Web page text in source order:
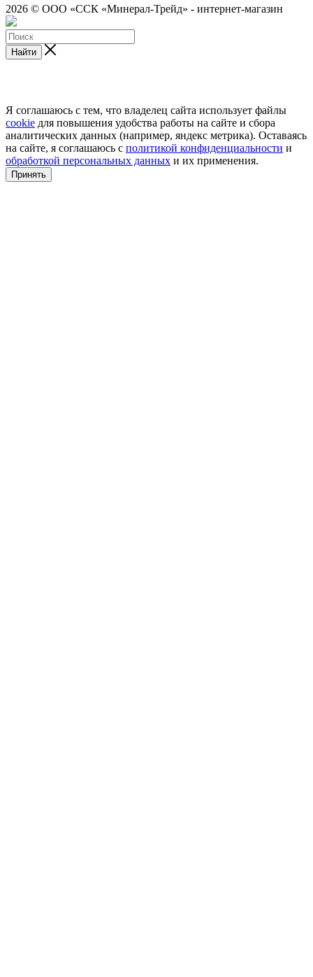
2026 © ООО «ССК «Минерал-Трейд» - интернет-магазин
Найти
Я соглашаюсь с тем, что владелец сайта использует файлы
cookie для повышения удобства работы на сайте и сбора
аналитических данных (например, яндекс метрика). Оставаясь
на сайте, я соглашаюсь с политикой конфиденциальности и
обработкой персональных данных и их применения.
Принять